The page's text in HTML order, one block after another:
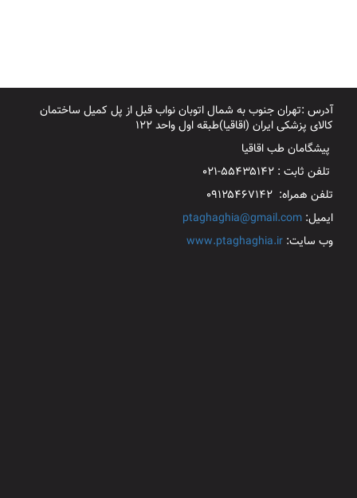
آدرس :تهران جنوب به شمال اتوبان نواب قبل از پل کمیل ساختمان
کالای پزشکی ایران (اقاقیا)طبقه اول واحد ۱۲۲
پیشگامان طب اقاقیا
تلفن ثابت : ۵۵۴۳۵۱۴۲-۰۲۱
تلفن همراه: ۰۹۱۲۵۴۶۷۱۴۲
ایمیل: ptaghaghia@gmail.com
وب سایت: www.ptaghaghia.ir